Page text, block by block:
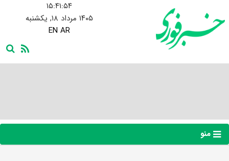
۱۵:۴۱:۵۵
۱۴۰۵ مرداد ۱۸, یکشنبه
EN AR
منو